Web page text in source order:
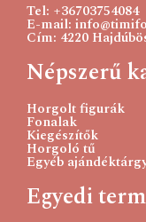
Tel: +36703754084
E-mail:
Cím: 4220
Népszerű
Horgolt figurák
Fonalak
Kiegészítők
Horgoló tű
Egyéb
Egyedi